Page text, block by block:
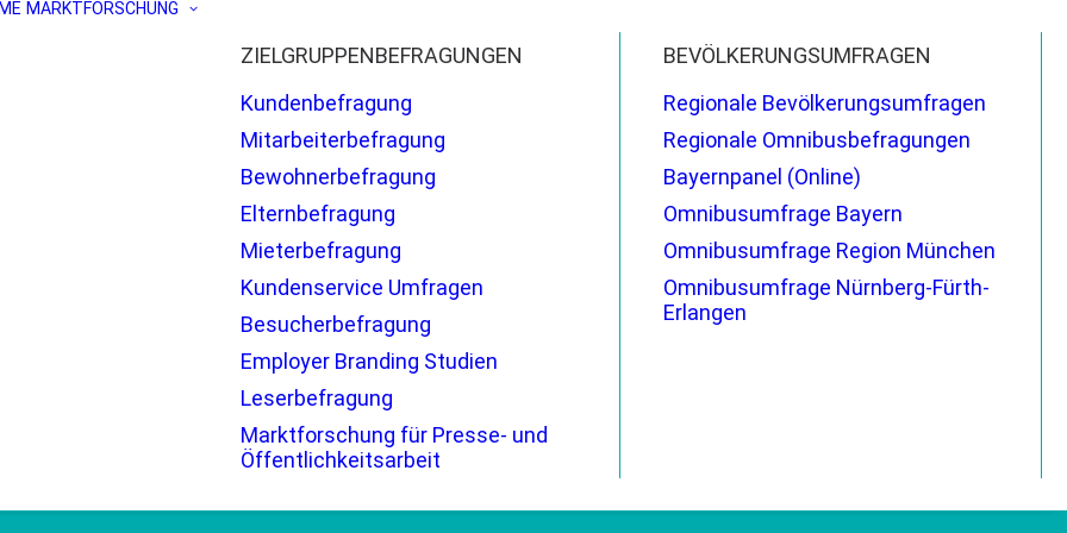
MARKTFORSCHUNG
ZIELGRUPPENBEFRAGUNGEN
Kundenbefragung
Mitarbeiterbefragung
Bewohnerbefragung
Elternbefragung
Mieterbefragung
Kundenservice Umfragen
Besucherbefragung
Employer Branding Studien
Leserbefragung
Marktforschung für Presse- und
Öffentlichkeitsarbeit
BEVÖLKERUNGSUMFRAGEN
Regionale Bevölkerungsumfragen
Regionale Omnibusbefragungen
Bayernpanel (Online)
Omnibusumfrage Bayern
Omnibusumfrage Region München
Omnibusumfrage Nürnberg-Fürth-
Erlangen